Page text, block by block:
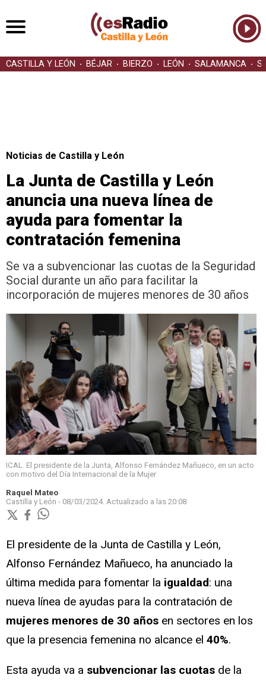
CASTILLA Y LEÓN BÉJAR BIERZO LEÓN SALAMANCA
Noticias de Castilla y León
La Junta de Castilla y León
anuncia una nueva línea de
ayuda para fomentar la
contratación femenina
Se va a subvencionar las cuotas de la Seguridad
Social durante un año para facilitar la
incorporación de mujeres menores de 30 años
ICAL. El presidente de la Junta, Alfonso Fernández Mañueco, en un acto
con motivo del Día Internacional de la Mujer
Raquel Mateo
Castilla y León - 08/03/2024. Actualizado a las 20:08
El presidente de la Junta de Castilla y León,
Alfonso Fernández Mañueco, ha anunciado la
última medida para fomentar la igualdad: una
nueva línea de ayudas para la contratación de
mujeres menores de 30 años en sectores en los
que la presencia femenina no alcance el 40%.
Esta ayuda va a subvencionar las cuotas de la